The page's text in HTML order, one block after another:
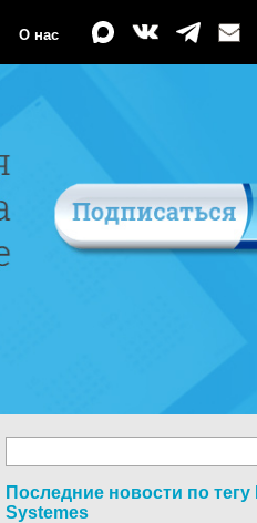
О нас
Последние новости по тегу
Systemes